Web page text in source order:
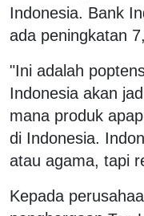
Indonesia. Bank
ada peningkatan
"Ini adalah
Indonesia akan
mana produk
di Indonesia.
atau agama, tapi
Kepada